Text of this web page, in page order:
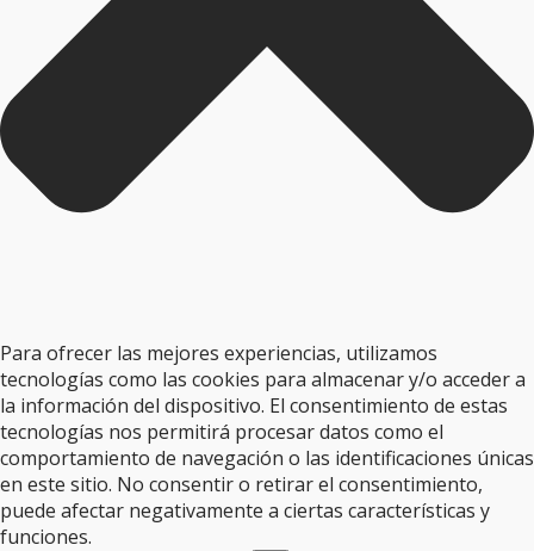
Para ofrecer las mejores experiencias, utilizamos
tecnologías como las cookies para almacenar y/o acceder a
la información del dispositivo. El consentimiento de estas
tecnologías nos permitirá procesar datos como el
comportamiento de navegación o las identificaciones únicas
en este sitio. No consentir o retirar el consentimiento,
puede afectar negativamente a ciertas características y
funciones.